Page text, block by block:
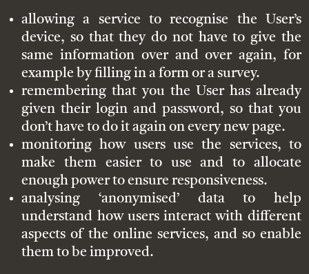
allowing a service to recognise the User’s
device, so that they do not have to give the
same information over and over again, for
example by filling in a form or a survey.
remembering that you the User has already
given their login and password, so that you
don’t have to do it again on every new page.
monitoring how users use the services, to
make them easier to use and to allocate
enough power to ensure responsiveness.
analysing ‘anonymised’ data to help
understand how users interact with different
aspects of the online services, and so enable
them to be improved.